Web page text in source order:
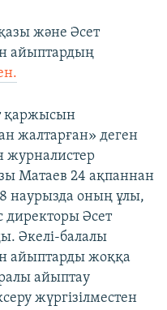
және Әсет
айыптардың
қаржысын
жалтарған» деген
журналистер
Матаев 24 ақпаннан
наурызда оның ұлы,
директоры Әсет
Әкелі-балалы
айыптарды жоққа
айыптау
жүргізілместен